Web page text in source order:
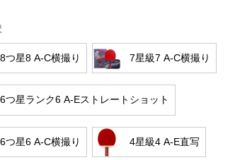
8つ星8 A-C横撮り 7星級7 A-C横撮り
6つ星ランク6 A-Eストレートショット
6つ星6 A-C横撮り 4星級4 A-E直写